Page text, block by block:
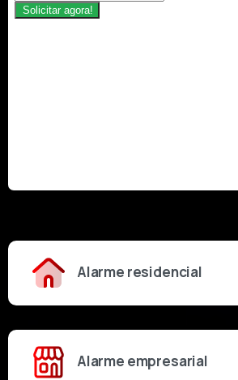
Alarme residencial
Alarme empresarial